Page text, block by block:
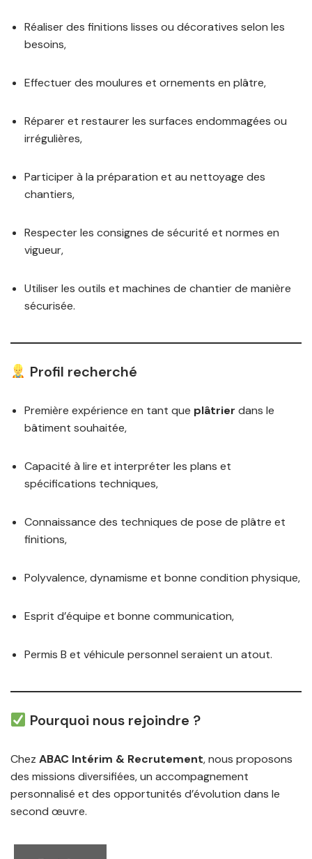
Réaliser des finitions lisses ou décoratives selon les
besoins,
Effectuer des moulures et ornements en plâtre,
Réparer et restaurer les surfaces endommagées ou
irrégulières,
Participer à la préparation et au nettoyage des
chantiers,
Respecter les consignes de sécurité et normes en
vigueur,
Utiliser les outils et machines de chantier de manière
sécurisée.
Profil recherché
Première expérience en tant que plâtrier dans le
bâtiment souhaitée,
Capacité à lire et interpréter les plans et
spécifications techniques,
Connaissance des techniques de pose de plâtre et
finitions,
Polyvalence, dynamisme et bonne condition physique,
Esprit d’équipe et bonne communication,
Permis B et véhicule personnel seraient un atout.
Pourquoi nous rejoindre ?
Chez ABAC Intérim & Recrutement, nous proposons
des missions diversifiées, un accompagnement
personnalisé et des opportunités d’évolution dans le
second œuvre.